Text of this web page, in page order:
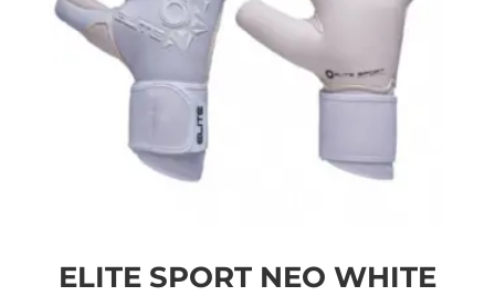
ELITE SPORT NEO WHITE